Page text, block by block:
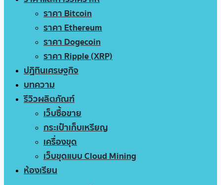
ราคา Bitcoin
ราคา Ethereum
ราคา Dogecoin
ราคา Ripple (XRP)
ปฏิทินเศรษฐกิจ
บทความ
รีวิวผลิตภัณฑ์
เว็บซื้อขาย
กระเป๋าเก็บเหรียญ
เครื่องขุด
เว็บขุดแบบ Cloud Mining
ห้องเรียน